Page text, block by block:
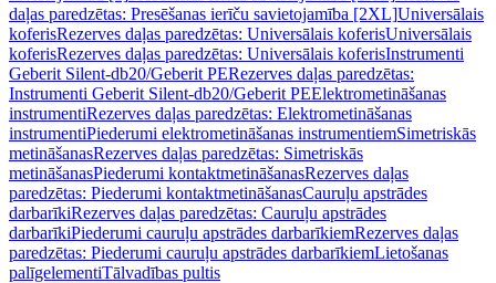
daļas paredzētas: Presēšanas ierīču savietojamība [2XL]Universālais
koferisRezerves daļas paredzētas: Universālais koferisUniversālais
koferisRezerves daļas paredzētas: Universālais koferisInstrumenti
Geberit Silent-db20/Geberit PERezerves daļas paredzētas:
Instrumenti Geberit Silent-db20/Geberit PEElektrometināšanas
instrumentiRezerves daļas paredzētas: Elektrometināšanas
instrumentiPiederumi elektrometināšanas instrumentiemSimetriskās
metināšanasRezerves daļas paredzētas: Simetriskās
metināšanasPiederumi kontaktmetināšanasRezerves daļas
paredzētas: Piederumi kontaktmetināšanasCauruļu apstrādes
darbarīkiRezerves daļas paredzētas: Cauruļu apstrādes
darbarīkiPiederumi cauruļu apstrādes darbarīkiemRezerves daļas
paredzētas: Piederumi cauruļu apstrādes darbarīkiemLietošanas
palīgelementiTālvadības pultis